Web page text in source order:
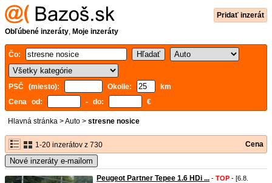
Pridať inzerát
Obľúbené inzeráty, Moje inzeráty
Čo:
PSČ (miesto): Okolie:
km
Cena od:
- do: €
Hlavná stránka >Auto > stresne nosice
1-20 inzerátov z 730 Cena
Nové inzeráty e-mailom
Peugeot Partner Tepee 1.6 HDi ... - TOP - [6.8.